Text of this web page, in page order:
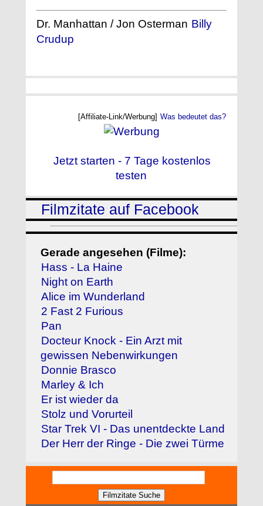
Dr. Manhattan / Jon Osterman Billy
Crudup
[Affiliate-Link/Werbung] Was bedeutet das?
Jetzt starten - 7 Tage kostenlos
testen
Filmzitate auf Facebook
Gerade angesehen (Filme):
Hass - La Haine
Night on Earth
Alice im Wunderland
2 Fast 2 Furious
Pan
Docteur Knock - Ein Arzt mit
gewissen Nebenwirkungen
Donnie Brasco
Marley & Ich
Er ist wieder da
Stolz und Vorurteil
Star Trek VI - Das unentdeckte Land
Der Herr der Ringe - Die zwei Türme